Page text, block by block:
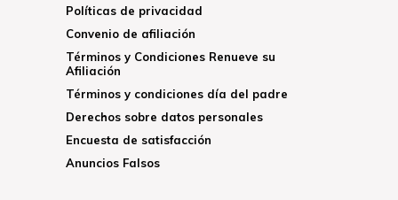
Políticas de privacidad
Convenio de afiliación
Términos y Condiciones Renueve su
Afiliación
Términos y condiciones día del padre
Derechos sobre datos personales
Encuesta de satisfacción
Anuncios Falsos